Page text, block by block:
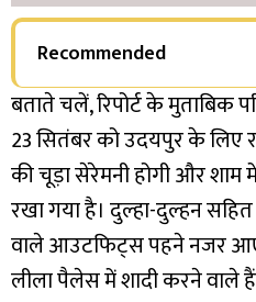
Recommended
बताते चलें, रिपोर्ट के मुताबिक
23 सितंबर को उदयपुर के लिए
की चूड़ा सेरेमनी होगी और
रखा गया है। दुल्हा-दुल्हन
वाले आउटफिट्स पहने नजर
लीला पैलेस में शादी करने वाले